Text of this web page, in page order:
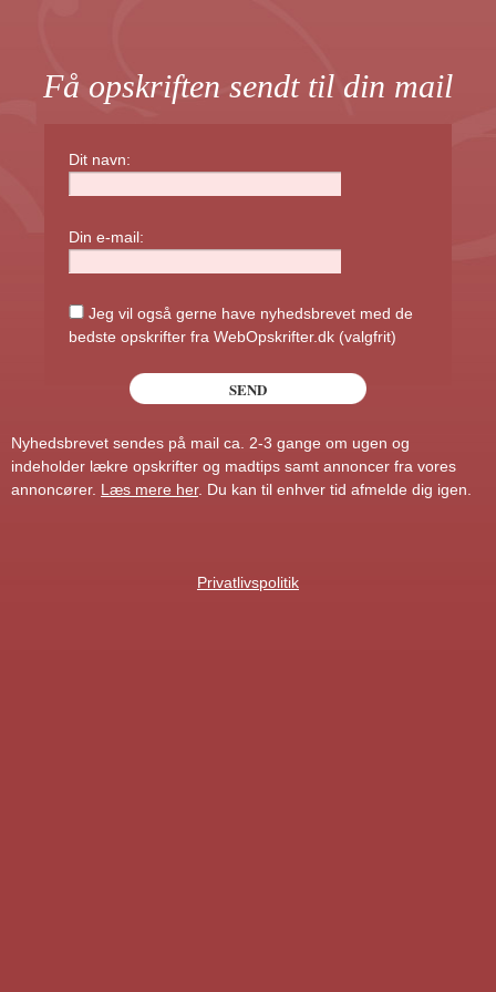
Få opskriften sendt til din mail
Dit navn:
Din e-mail:
Jeg vil også gerne have nyhedsbrevet med de
bedste opskrifter fra WebOpskrifter.dk (valgfrit)
Nyhedsbrevet sendes på mail ca. 2-3 gange om ugen og
indeholder lækre opskrifter og madtips samt annoncer fra vores
annoncører. Læs mere her. Du kan til enhver tid afmelde dig igen.
Privatlivspolitik